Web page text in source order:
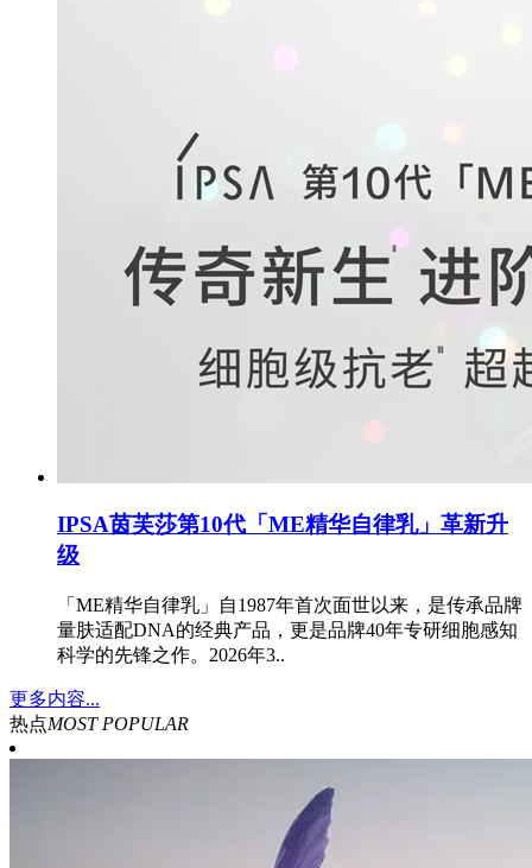
IPSA茵芙莎第10代「ME精华自律乳」革新升
级
「ME精华自律乳」自1987年首次面世以来，是传承品牌
量肤适配DNA的经典产品，更是品牌40年专研细胞感知
科学的先锋之作。2026年3..
更多内容...
热点MOST POPULAR